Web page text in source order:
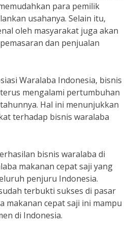
para pemilik
usahanya. Selain itu,
oleh masyarakat juga akan
dan penjualan
Waralaba Indonesia, bisnis
mengalami pertumbuhan
Hal ini menunjukkan
terhadap bisnis waralaba
bisnis waralaba di
makanan cepat saji yang
penjuru Indonesia.
terbukti sukses di pasar
makanan cepat saji ini mampu
di Indonesia.